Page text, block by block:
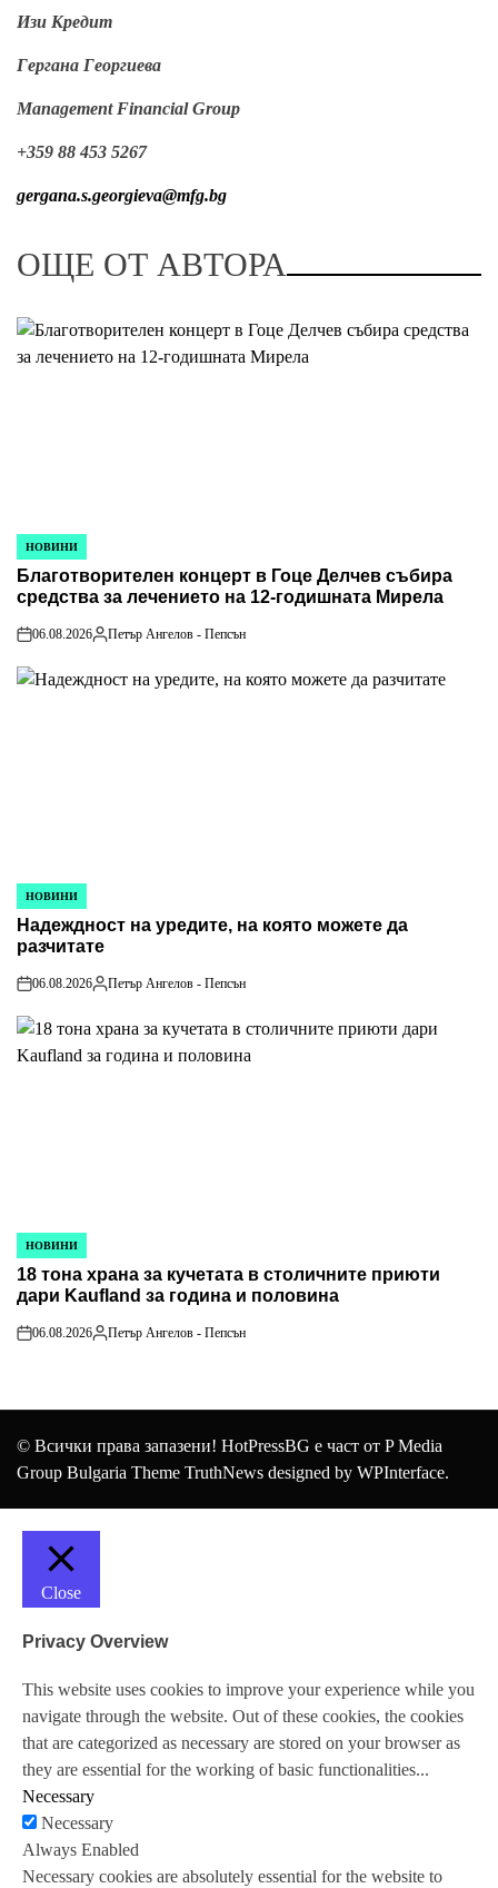
Изи Кредит
Гергана Георгиева
Management Financial Group
+359 88 453 5267
gergana.s.georgieva@mfg.bg
ОЩЕ ОТ АВТОРА
POSTED
IN
НОВИНИ
Благотворителен концерт в Гоце Делчев събира
средства за лечението на 12-годишната Мирела
on
06.08.2026
Posted
Петър Ангелов - Пепсън
POSTED
IN
НОВИНИ
Надеждност на уредите, на която можете да
разчитате
on
06.08.2026
Posted
Петър Ангелов - Пепсън
POSTED
IN
НОВИНИ
18 тона храна за кучетата в столичните приюти
дари Kaufland за година и половина
on
06.08.2026
Posted
Петър Ангелов - Пепсън
© Всички права запазени! HotPressBG е част от P Media
Group Bulgaria Theme TruthNews designed by WPInterface.
Close
Privacy Overview
This website uses cookies to improve your experience while you
navigate through the website. Out of these cookies, the cookies
that are categorized as necessary are stored on your browser as
they are essential for the working of basic functionalities...
Necessary
Necessary
Always Enabled
Necessary cookies are absolutely essential for the website to